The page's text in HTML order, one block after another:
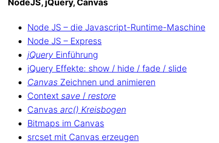
NodeJS, jQuery, Canvas
Node JS – die Javascript-Runtime-Maschine
Node JS – Express
jQuery Einführung
jQuery Effekte: show / hide / fade / slide
Canvas Zeichnen und animieren
Context save / restore
Canvas arc() Kreisbogen
Bitmaps im Canvas
srcset mit Canvas erzeugen